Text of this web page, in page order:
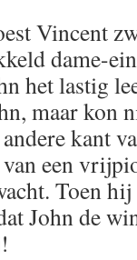
Vincent
dame-
het lastig
maar kon
kant
een
Toen
John de